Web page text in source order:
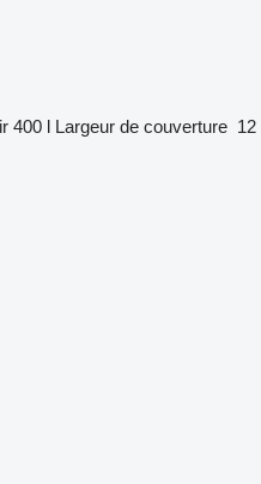
400 l Largeur de couverture 12